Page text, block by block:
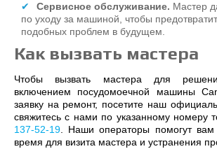
Сервисное обслуживание. Мастер
по уходу за машиной, чтобы
подобных проблем в будущем.
Как вызвать мастера
Чтобы вызвать мастера для
включением посудомоечной машины
заявку на ремонт, посетите наш
свяжитесь с нами по указанному номеру
137-52-19 . Наши операторы помогут
время для визита мастера и устранения